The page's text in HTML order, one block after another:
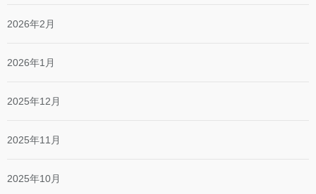
2026年2月
2026年1月
2025年12月
2025年11月
2025年10月